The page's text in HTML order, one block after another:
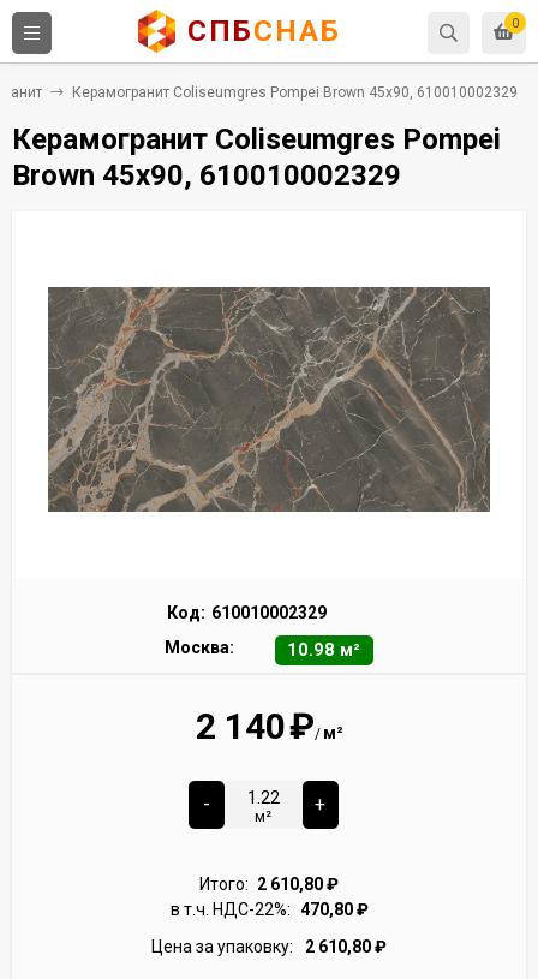
0
СПБСНАБ
Керамогранит Coliseumgres Pompei Brown 45x90, 610010002329
Керамогранит Coliseumgres Pompei
Brown 45x90, 610010002329
Код: 610010002329
Москва:
10.98 м²
2 140₽/ м²
-
м²
+
Итого: 2 610,80₽
в т.ч. НДС-22%: 470,80₽
Цена за упаковку:
2 610,80₽